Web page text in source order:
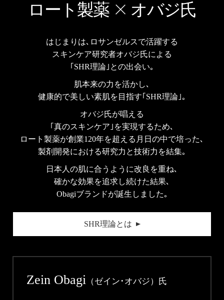
ロート製薬 オバジ氏
はじまりは､ロサンゼルスで活躍する
スキンケア研究者オバジ氏による
｢SHR理論｣との出会い｡
肌本来の力を活かし､
健康的で美しい素肌を目指す｢SHR理論｣｡
オバジ氏が唱える
｢真のスキンケア｣を実現するため､
ロート製薬が創業120年を超える月日の中で培った､
製剤開発における研究力と技術力を結集｡
日本人の肌に合うように改良を重ね､
確かな効果を追求し続けた結果､
Obagiブランドが誕生しました｡
SHR理論とは
Zein Obagi （ゼイン･オバジ）氏